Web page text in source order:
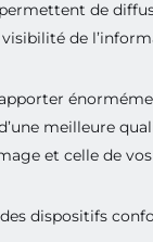
de
de
meilleure
et celle de
dispositifs
génération